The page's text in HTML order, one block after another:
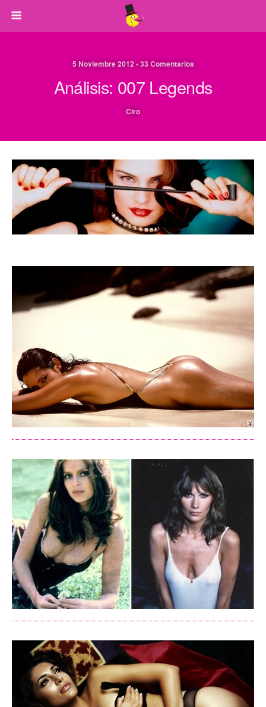
5 Noviembre 2012 • 33 Comentarios
Análisis: 007 Legends
Ciro